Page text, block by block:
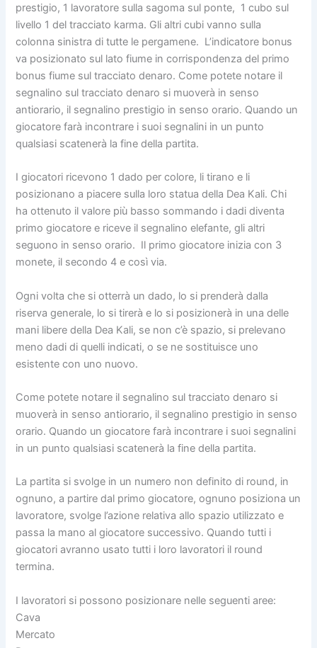
prestigio, 1 lavoratore sulla sagoma sul ponte, 1 cubo sul
livello 1 del tracciato karma. Gli altri cubi vanno sulla
colonna sinistra di tutte le pergamene. L’indicatore bonus
va posizionato sul lato fiume in corrispondenza del primo
bonus fiume sul tracciato denaro. Come potete notare il
segnalino sul tracciato denaro si muoverà in senso
antiorario, il segnalino prestigio in senso orario. Quando un
giocatore farà incontrare i suoi segnalini in un punto
qualsiasi scatenerà la fine della partita.
I giocatori ricevono 1 dado per colore, li tirano e li
posizionano a piacere sulla loro statua della Dea Kali. Chi
ha ottenuto il valore più basso sommando i dadi diventa
primo giocatore e riceve il segnalino elefante, gli altri
seguono in senso orario. Il primo giocatore inizia con 3
monete, il secondo 4 e così via.
Ogni volta che si otterrà un dado, lo si prenderà dalla
riserva generale, lo si tirerà e lo si posizionerà in una delle
mani libere della Dea Kali, se non c’è spazio, si prelevano
meno dadi di quelli indicati, o se ne sostituisce uno
esistente con uno nuovo.
Come potete notare il segnalino sul tracciato denaro si
muoverà in senso antiorario, il segnalino prestigio in senso
orario. Quando un giocatore farà incontrare i suoi segnalini
in un punto qualsiasi scatenerà la fine della partita.
La partita si svolge in un numero non definito di round, in
ognuno, a partire dal primo giocatore, ognuno posiziona un
lavoratore, svolge l’azione relativa allo spazio utilizzato e
passa la mano al giocatore successivo. Quando tutti i
giocatori avranno usato tutti i loro lavoratori il round
termina.
I lavoratori si possono posizionare nelle seguenti aree:
Cava
Mercato